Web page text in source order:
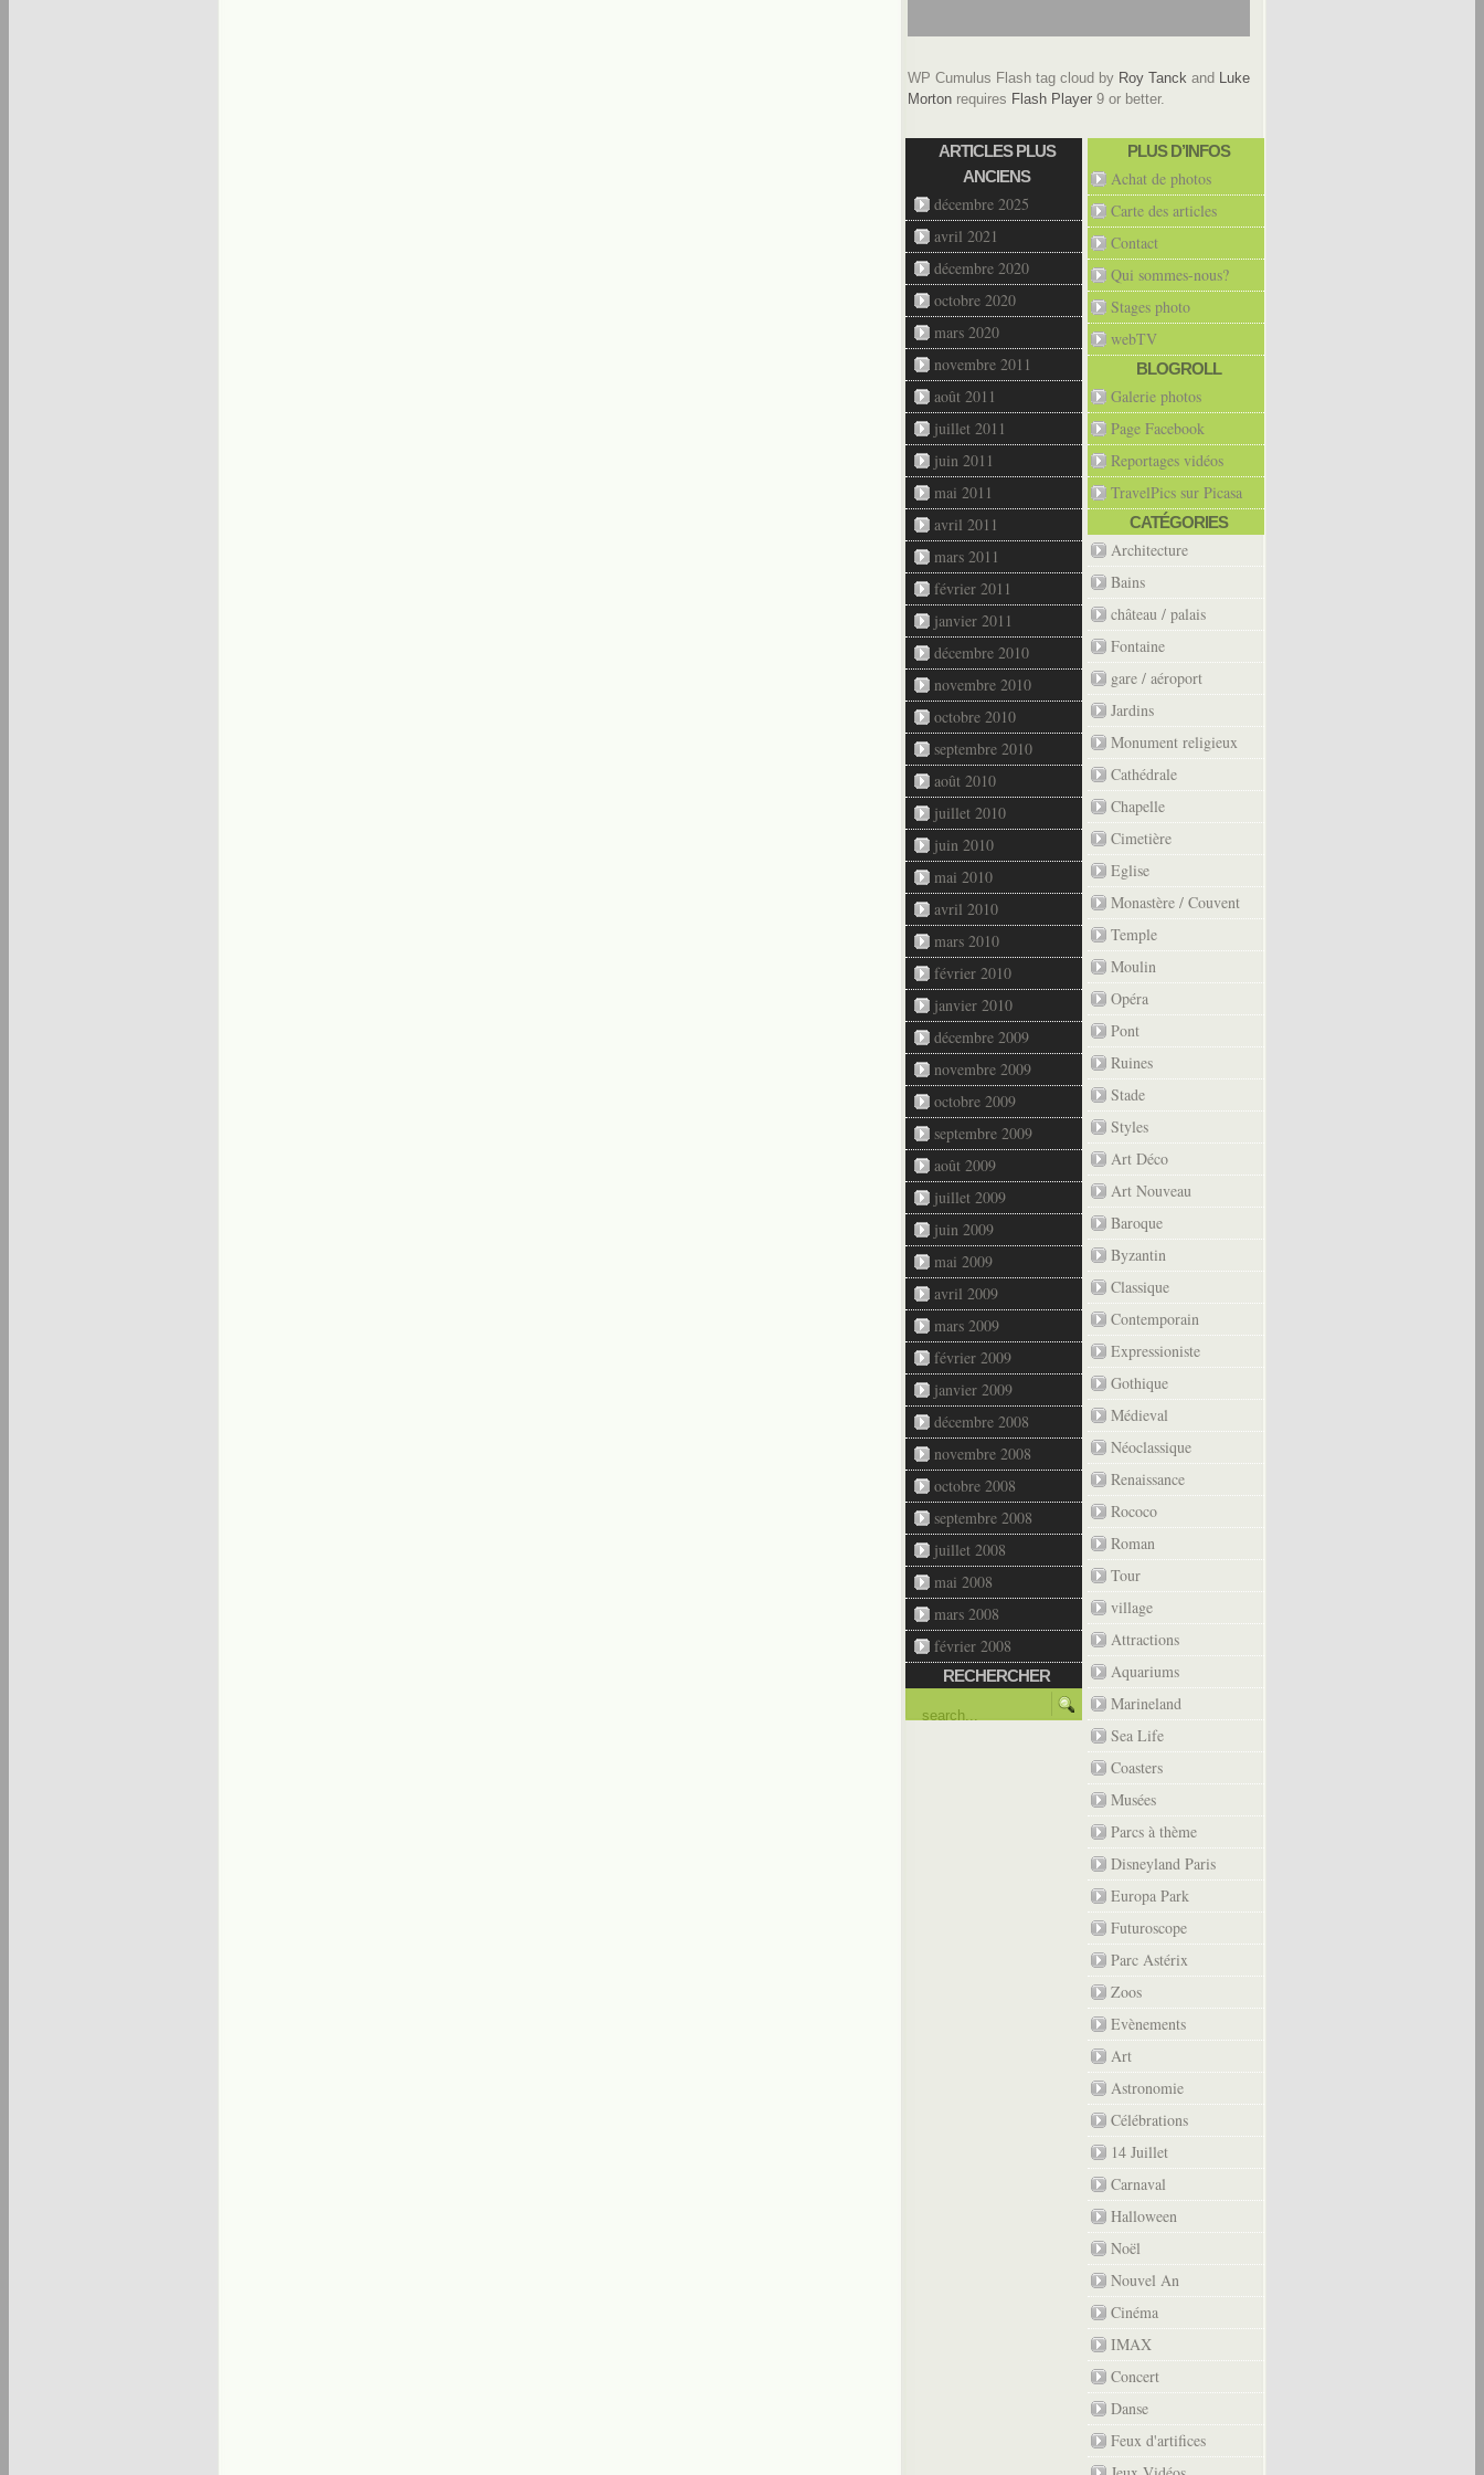
WP Cumulus Flash tag cloud by Roy Tanck and Luke
Morton requires Flash Player 9 or better.
ARTICLES PLUS
ANCIENS
décembre 2025
avril 2021
décembre 2020
octobre 2020
mars 2020
novembre 2011
août 2011
juillet 2011
juin 2011
mai 2011
avril 2011
mars 2011
février 2011
janvier 2011
décembre 2010
novembre 2010
octobre 2010
septembre 2010
août 2010
juillet 2010
juin 2010
mai 2010
avril 2010
mars 2010
février 2010
janvier 2010
décembre 2009
novembre 2009
octobre 2009
septembre 2009
août 2009
juillet 2009
juin 2009
mai 2009
avril 2009
mars 2009
février 2009
janvier 2009
décembre 2008
novembre 2008
octobre 2008
septembre 2008
juillet 2008
mai 2008
mars 2008
février 2008
RECHERCHER
PLUS D’INFOS
Achat de photos
Carte des articles
Contact
Qui sommes-nous?
Stages photo
webTV
BLOGROLL
Galerie photos
Page Facebook
Reportages vidéos
TravelPics sur Picasa
CATÉGORIES
Architecture
Bains
château / palais
Fontaine
gare / aéroport
Jardins
Monument religieux
Cathédrale
Chapelle
Cimetière
Eglise
Monastère / Couvent
Temple
Moulin
Opéra
Pont
Ruines
Stade
Styles
Art Déco
Art Nouveau
Baroque
Byzantin
Classique
Contemporain
Expressioniste
Gothique
Médieval
Néoclassique
Renaissance
Rococo
Roman
Tour
village
Attractions
Aquariums
Marineland
Sea Life
Coasters
Musées
Parcs à thème
Disneyland Paris
Europa Park
Futuroscope
Parc Astérix
Zoos
Evènements
Art
Astronomie
Célébrations
14 Juillet
Carnaval
Halloween
Noël
Nouvel An
Cinéma
IMAX
Concert
Danse
Feux d'artifices